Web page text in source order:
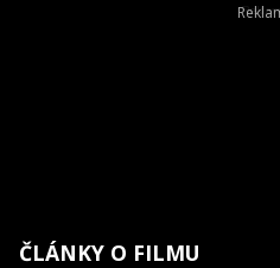
ČLÁNKY O FILMU